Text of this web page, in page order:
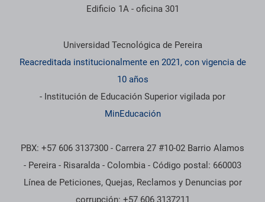
Edificio 1A - oficina 301
Información institucional
Universidad Tecnológica de Pereira
Reacreditada institucionalmente en 2021, con vigencia de
10 años
- Institución de Educación Superior vigilada por
MinEducación
PBX: +57 606 3137300 - Carrera 27 #10-02 Barrio Alamos
- Pereira - Risaralda - Colombia - Código postal: 660003
Línea de Peticiones, Quejas, Reclamos y Denuncias por